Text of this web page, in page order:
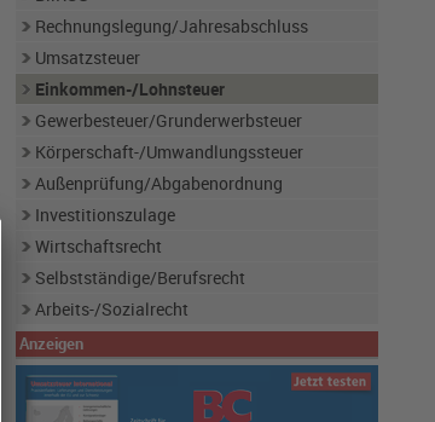
Rechnungslegung/Jahresabschluss
Umsatzsteuer
Einkommen-/Lohnsteuer
Gewerbesteuer/Grunderwerbsteuer
Körperschaft-/Umwandlungssteuer
Außenprüfung/Abgabenordnung
Investitionszulage
Wirtschaftsrecht
Selbstständige/Berufsrecht
Arbeits-/Sozialrecht
Anzeigen